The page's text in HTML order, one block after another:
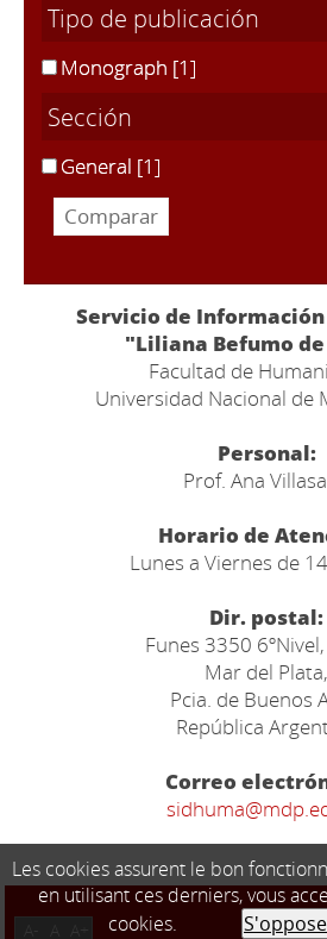
Tipo de publicación
Monograph [1]
Sección
General [1]
Servicio de
"Liliana Befumo
Facultad de
Universidad Nacional de
Personal:
Prof. Ana
Horario de
Lunes a Viernes de
Dir. postal:
Funes 3350
Mar del Plata,
Pcia. de Buenos
República
Correo
Les cookies assurent le bon
en utilisant ces derniers, vous
cookies.